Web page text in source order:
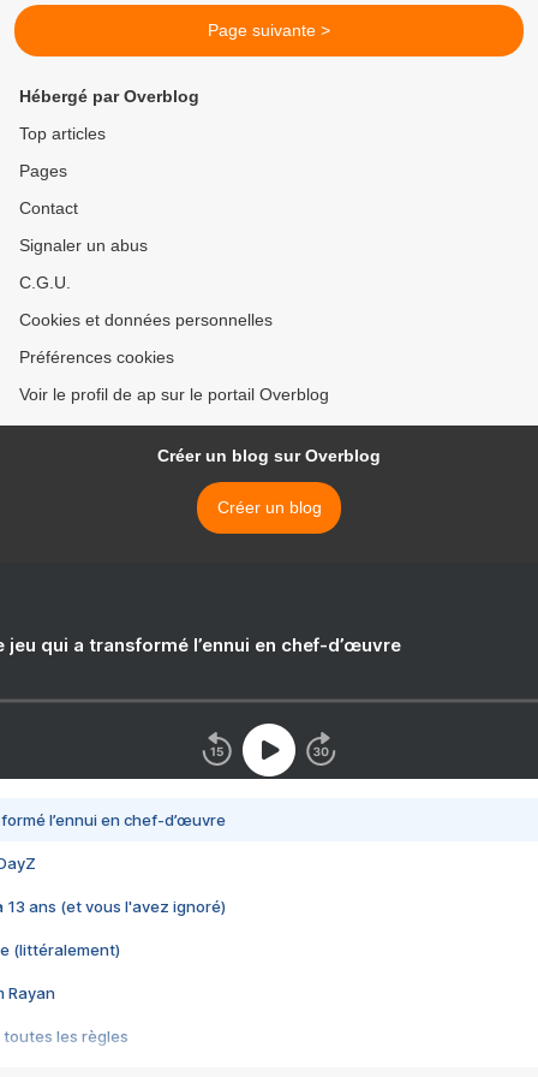
Page suivante >
Hébergé par Overblog
Top articles
Pages
Contact
Signaler un abus
C.G.U.
Cookies et données personnelles
Préférences cookies
Voir le profil de ap sur le portail Overblog
Créer un blog sur Overblog
Créer un blog
jeu qui a transformé l’ennui en chef-d’œuvre
l’ennui en chef-d’œuvre
13 ans (et vous l'avez ignoré)
(littéralement)
Rayan
toutes les règles